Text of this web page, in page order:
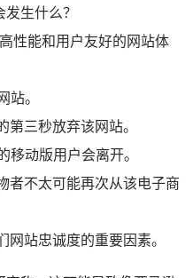
生什么？
性能和用户友好的网站体
站。
第三秒放弃该网站。
移动版用户会离开。
者不太可能再次从该电子商
网站忠诚度的重要因素。